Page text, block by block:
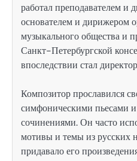
работал преподавателем и
основателем и дирижером
музыкального общества и
Санкт-Петербургской
впоследствии стал
Композитор прославился
симфоническими пьесами
сочинениями. Он часто
мотивы и темы из русских
придавало его